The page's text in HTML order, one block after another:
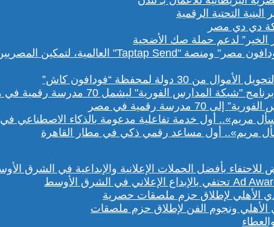
لدعم حملة صك الأضحية
مدرسة رقمية في مصر
مريم».. أول مساعد رقمي ذكي في مطار القاهرة
الأهلي ونجوم الفن لإطلاق حزم ملصقات